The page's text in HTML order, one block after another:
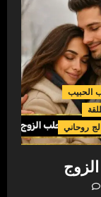
الحبيب
روحاني